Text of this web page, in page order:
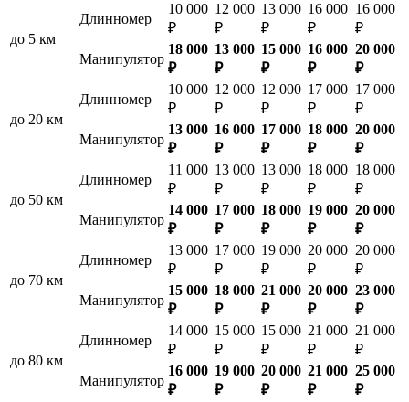
до 5 км
Длинномер
10 000
₽
12 000
₽
13 000
₽
16 000
₽
16 000
₽
Манипулятор
18 000
₽
13 000
₽
15 000
₽
16 000
₽
20 000
₽
до 20 км
Длинномер
10 000
₽
12 000
₽
12 000
₽
17 000
₽
17 000
₽
Манипулятор
13 000
₽
16 000
₽
17 000
₽
18 000
₽
20 000
₽
до 50 км
Длинномер
11 000
₽
13 000
₽
13 000
₽
18 000
₽
18 000
₽
Манипулятор
14 000
₽
17 000
₽
18 000
₽
19 000
₽
20 000
₽
до 70 км
Длинномер
13 000
₽
17 000
₽
19 000
₽
20 000
₽
20 000
₽
Манипулятор
15 000
₽
18 000
₽
21 000
₽
20 000
₽
23 000
₽
до 80 км
Длинномер
14 000
₽
15 000
₽
15 000
₽
21 000
₽
21 000
₽
Манипулятор
16 000
₽
19 000
₽
20 000
₽
21 000
₽
25 000
₽